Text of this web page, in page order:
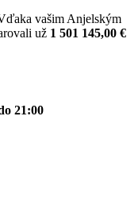
vašim Anjelským
už 1 501 145,00 €
21:00